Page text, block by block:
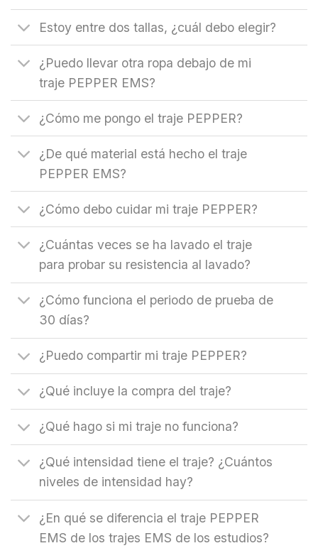
Estoy entre dos tallas, ¿cuál debo elegir?
¿Puedo llevar otra ropa debajo de mi
traje PEPPER EMS?
¿Cómo me pongo el traje PEPPER?
¿De qué material está hecho el traje
PEPPER EMS?
¿Cómo debo cuidar mi traje PEPPER?
¿Cuántas veces se ha lavado el traje
para probar su resistencia al lavado?
¿Cómo funciona el periodo de prueba de
30 días?
¿Puedo compartir mi traje PEPPER?
¿Qué incluye la compra del traje?
¿Qué hago si mi traje no funciona?
¿Qué intensidad tiene el traje? ¿Cuántos
niveles de intensidad hay?
¿En qué se diferencia el traje PEPPER
EMS de los trajes EMS de los estudios?